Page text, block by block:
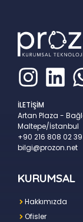
İLETİŞİM
Artan Plaza -
Maltepe/İstanbul
+90 216 808 02 39
bilgi@prozon.net
KURUMSAL
Hakkımızda
Ofisler